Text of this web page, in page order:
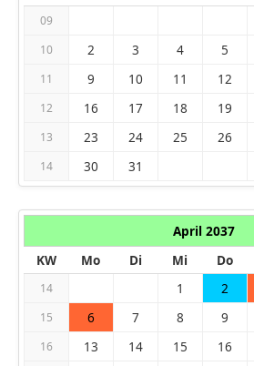
09
10 2 3 4 5
11 9 10 11 12
12 16 17 18 19
13 23 24 25 26
14 30 31
April 2037
KW
Mo Di Mi Do
14 1 2
15 6 7 8 9
16 13 14 15 16